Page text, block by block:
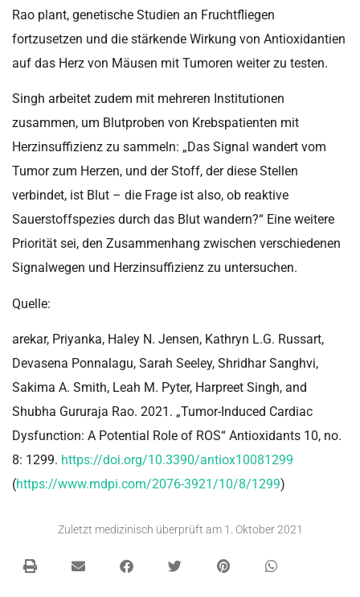
Rao plant, genetische Studien an Fruchtfliegen
fortzusetzen und die stärkende Wirkung von Antioxidantien
auf das Herz von Mäusen mit Tumoren weiter zu testen.
Singh arbeitet zudem mit mehreren Institutionen
zusammen, um Blutproben von Krebspatienten mit
Herzinsuffizienz zu sammeln: „Das Signal wandert vom
Tumor zum Herzen, und der Stoff, der diese Stellen
verbindet, ist Blut – die Frage ist also, ob reaktive
Sauerstoffspezies durch das Blut wandern?“ Eine weitere
Priorität sei, den Zusammenhang zwischen verschiedenen
Signalwegen und Herzinsuffizienz zu untersuchen.
Quelle:
arekar, Priyanka, Haley N. Jensen, Kathryn L.G. Russart,
Devasena Ponnalagu, Sarah Seeley, Shridhar Sanghvi,
Sakima A. Smith, Leah M. Pyter, Harpreet Singh, and
Shubha Gururaja Rao. 2021. „Tumor-Induced Cardiac
Dysfunction: A Potential Role of ROS“ Antioxidants 10, no.
8: 1299. https://doi.org/10.3390/antiox10081299
(https://www.mdpi.com/2076-3921/10/8/1299)
Zuletzt medizinisch überprüft am 1. Oktober 2021